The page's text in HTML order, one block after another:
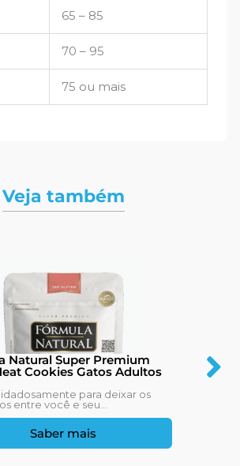
65 – 85
70 – 95
75 ou mais
Veja também
Natural Super Premium
Cookies Gatos Adultos
para deixar os
entre você e seu...
Saber mais